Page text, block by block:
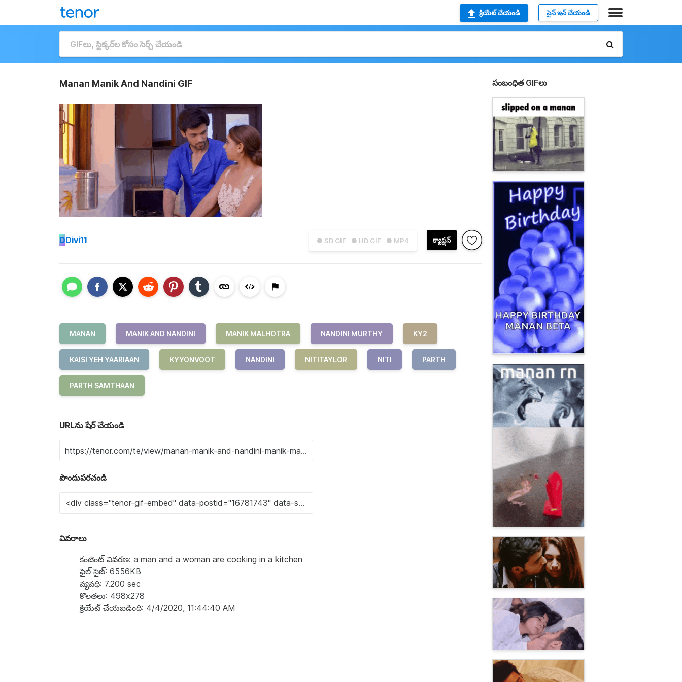
క్రియేట్ చేయండి సైన్ ఇన్ చేయండి
Manan Manik And Nandini GIF
● SD GIF ● HD GIF ● MP4 క్యాప్షన్
DDivi11
MANAN MANIK AND NANDINI MANIK MALHOTRA NANDINI MURTHY KY2
KAISI YEH YAARIAAN KYYONVOOT NANDINI NITITAYLOR NITI PARTH
PARTH SAMTHAAN
URLను షేర్ చేయండి
పొందుపరచండి
వివరాలు
కంటెంట్ వివరణ: a man and a woman are cooking in a kitchen
ఫైల్ సైజ్: 6556KB
వ్యవధి: 7.200 sec
కొలతలు: 498x278
క్రియేట్ చేయబడింది: 4/4/2020, 11:44:40 AM
సంబంధిత GIFలు